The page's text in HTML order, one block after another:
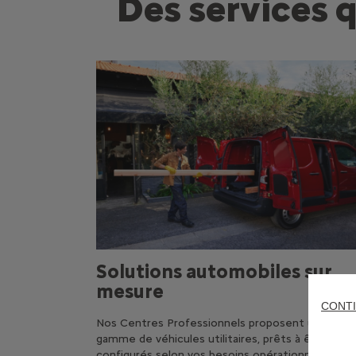
Solutions automobiles sur
mesure
Nos Centres Professionnels proposent une large
gamme de véhicules utilitaires, prêts à être